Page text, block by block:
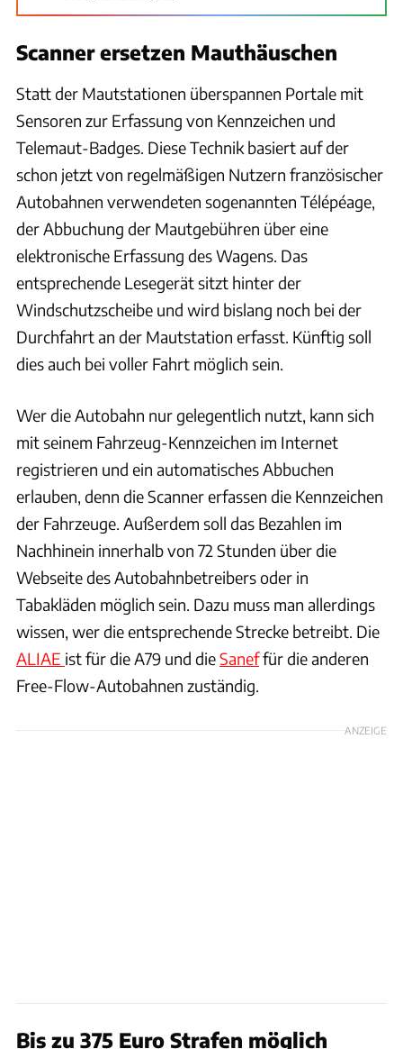
Scanner ersetzen Mauthäuschen
Statt der Mautstationen überspannen Portale mit
Sensoren zur Erfassung von Kennzeichen und
Telemaut-Badges. Diese Technik basiert auf der
schon jetzt von regelmäßigen Nutzern französischer
Autobahnen verwendeten sogenannten Télépéage,
der Abbuchung der Mautgebühren über eine
elektronische Erfassung des Wagens. Das
entsprechende Lesegerät sitzt hinter der
Windschutzscheibe und wird bislang noch bei der
Durchfahrt an der Mautstation erfasst. Künftig soll
dies auch bei voller Fahrt möglich sein.
Wer die Autobahn nur gelegentlich nutzt, kann sich
mit seinem Fahrzeug-Kennzeichen im Internet
registrieren und ein automatisches Abbuchen
erlauben, denn die Scanner erfassen die Kennzeichen
der Fahrzeuge. Außerdem soll das Bezahlen im
Nachhinein innerhalb von 72 Stunden über die
Webseite des Autobahnbetreibers oder in
Tabakläden möglich sein. Dazu muss man allerdings
wissen, wer die entsprechende Strecke betreibt. Die
ALIAE ist für die A79 und dieSaneffür die anderen
Free-Flow-Autobahnen zuständig.
ANZEIGE
Bis zu 375 Euro Strafen möglich